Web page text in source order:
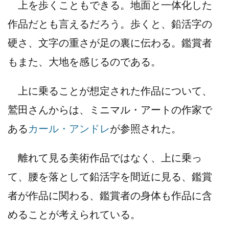
上を歩くこともできる。地面と一体化した
作品だとも言えるだろう。歩くと、鉛活字の
硬さ、文字の重さが足の裏に伝わる。鑑賞者
もまた、大地を感じるのである。
上に乗ることが想定された作品について、
鷲田さんからは、ミニマル・アートの作家で
あるカール・アンドレが参照された。
離れて見る美術作品ではなく、上に乗っ
て、腰を落として鉛活字を間近に見る、鑑賞
者が作品に関わる、鑑賞者の身体も作品に含
めることが考えられている。